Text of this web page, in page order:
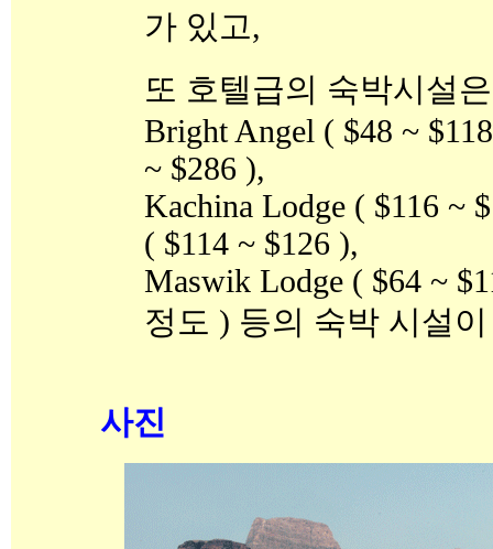
가 있고,
또 호텔급의 숙박시설은
Bright Angel ( $48 ~
~ $286 ),
Kachina Lodge ( $116 ~
( $114 ~ $126 ),
Maswik Lodge ( $64 ~
정도 ) 등의 숙박 시설
사진